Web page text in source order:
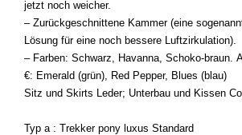
jetzt noch weicher.
– Zurückgeschnittene Kammer (eine
Lösung für eine noch bessere Luftzirkulation).
– Farben: Schwarz, Havanna, Schoko-braun.
€: Emerald (grün), Red Pepper, Blues (blau)
Sitz und Skirts Leder; Unterbau und Kissen
Typ a : Trekker pony luxus Standard